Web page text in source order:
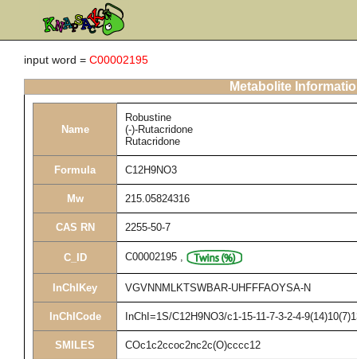
input word = C00002195
Metabolite
Name
Robustine
(-)-Rutacridone
Rutacridone
Formula C12H9NO3
Mw 215.05824316
CAS RN 2255-50-7
C_ID C00002195 ,
InChIKey VGVNNMLKTSWBAR-UHFFFAOYSA-N
InChICode InChI=1S/C12H9NO3/c1-15-11-7-3-2-4-
SMILES COc1c2ccoc2nc2c(O)cccc12